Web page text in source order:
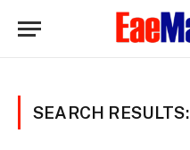
SEARCH RESULTS: